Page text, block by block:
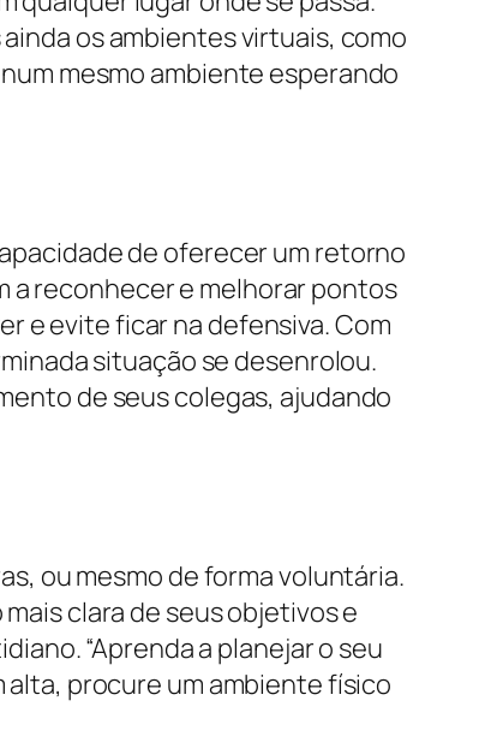
os ambientes virtuais, como
mesmo ambiente esperando
de oferecer um retorno
a reconhecer e melhorar pontos
e evite ficar na defensiva. Com
situação se desenrolou.
de seus colegas, ajudando
ou mesmo de forma voluntária.
clara de seus objetivos e
“Aprenda a planejar o seu
alta, procure um ambiente físico